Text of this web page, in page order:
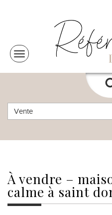
Vente
à vendre –
calme à saint